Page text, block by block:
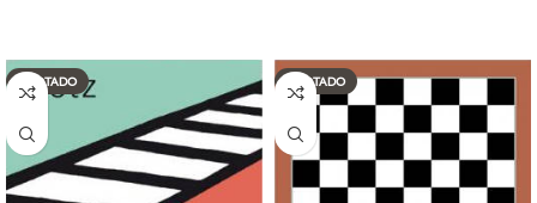
AGOTADO AGOTADO